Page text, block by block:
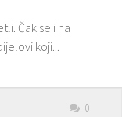
Čak se i na
koji...
0